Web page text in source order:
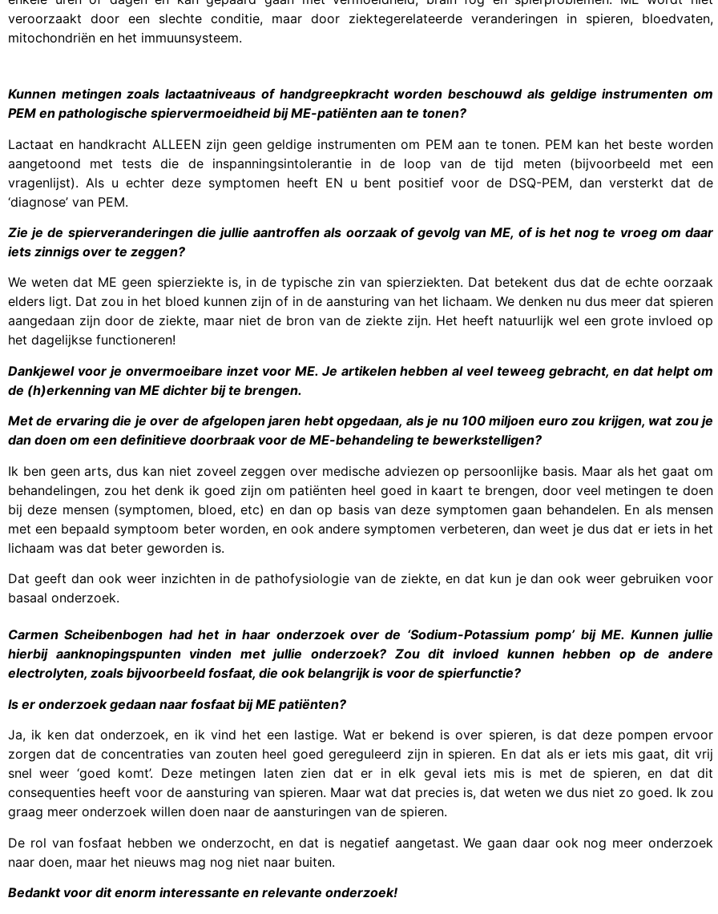
veroorzaakt door een slechte conditie, maar door ziektegerelateerde veranderingen in spieren, bloedvaten,
mitochondriën en het immuunsysteem.
Kunnen metingen zoals lactaatniveaus of handgreepkracht worden beschouwd als geldige instrumenten om
PEM en pathologische spiervermoeidheid bij ME-patiënten aan te tonen?
Lactaat en handkracht ALLEEN zijn geen geldige instrumenten om PEM aan te tonen. PEM kan het beste worden
aangetoond met tests die de inspanningsintolerantie in de loop van de tijd meten (bijvoorbeeld met een
vragenlijst). Als u echter deze symptomen heeft EN u bent positief voor de DSQ-PEM, dan versterkt dat de
‘diagnose’ van PEM.
Zie je de spierveranderingen die jullie aantroffen als oorzaak of gevolg van ME, of is het nog te vroeg om daar
iets zinnigs over te zeggen?
We weten dat ME geen spierziekte is, in de typische zin van spierziekten. Dat betekent dus dat de echte oorzaak
elders ligt. Dat zou in het bloed kunnen zijn of in de aansturing van het lichaam. We denken nu dus meer dat spieren
aangedaan zijn door de ziekte, maar niet de bron van de ziekte zijn. Het heeft natuurlijk wel een grote invloed op
het dagelijkse functioneren!
Dankjewel voor je onvermoeibare inzet voor ME. Je artikelen hebben al veel teweeg gebracht, en dat helpt om
de (h)erkenning van ME dichter bij te brengen.
Met de ervaring die je over de afgelopen jaren hebt opgedaan, als je nu 100 miljoen euro zou krijgen, wat zou je
dan doen om een definitieve doorbraak voor de ME-behandeling te bewerkstelligen?
Ik ben geen arts, dus kan niet zoveel zeggen over medische adviezen op persoonlijke basis. Maar als het gaat om
behandelingen, zou het denk ik goed zijn om patiënten heel goed in kaart te brengen, door veel metingen te doen
bij deze mensen (symptomen, bloed, etc) en dan op basis van deze symptomen gaan behandelen. En als mensen
met een bepaald symptoom beter worden, en ook andere symptomen verbeteren, dan weet je dus dat er iets in het
lichaam was dat beter geworden is.
Dat geeft dan ook weer inzichten in de pathofysiologie van de ziekte, en dat kun je dan ook weer gebruiken voor
basaal onderzoek.
Carmen Scheibenbogen had het in haar onderzoek over de ‘Sodium-Potassium pomp’ bij ME. Kunnen jullie
hierbij aanknopingspunten vinden met jullie onderzoek? Zou dit invloed kunnen hebben op de andere
electrolyten, zoals bijvoorbeeld fosfaat, die ook belangrijk is voor de spierfunctie?
Is er onderzoek gedaan naar fosfaat bij ME patiënten?
Ja, ik ken dat onderzoek, en ik vind het een lastige. Wat er bekend is over spieren, is dat deze pompen ervoor
zorgen dat de concentraties van zouten heel goed gereguleerd zijn in spieren. En dat als er iets mis gaat, dit vrij
snel weer ‘goed komt’. Deze metingen laten zien dat er in elk geval iets mis is met de spieren, en dat dit
consequenties heeft voor de aansturing van spieren. Maar wat dat precies is, dat weten we dus niet zo goed. Ik zou
graag meer onderzoek willen doen naar de aansturingen van de spieren.
De rol van fosfaat hebben we onderzocht, en dat is negatief aangetast. We gaan daar ook nog meer onderzoek
naar doen, maar het nieuws mag nog niet naar buiten.
Bedankt voor dit enorm interessante en relevante onderzoek!